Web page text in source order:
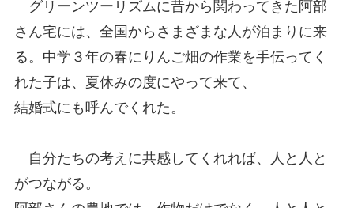
グリーンツーリズムに昔から関わってきた阿部
さん宅には、全国からさまざまな人が泊まりに来
る。中学３年の春にりんご畑の作業を手伝ってく
れた子は、夏休みの度にやって来て、
結婚式にも呼んでくれた。
自分たちの考えに共感してくれれば、人と人と
がつながる。